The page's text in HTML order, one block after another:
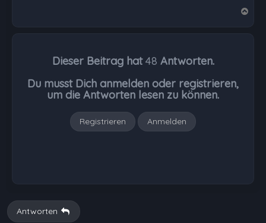
Dieser Beitrag hat48 Antworten.
Du musst Dich anmelden oder registrieren,
um die Antworten lesen zu können.
Registrieren Anmelden
Antworten